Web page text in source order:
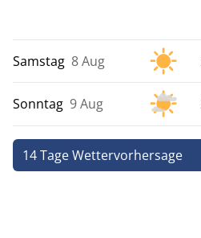
Samstag 8 Aug
Sonntag 9 Aug
14 Tage Wettervorhersage